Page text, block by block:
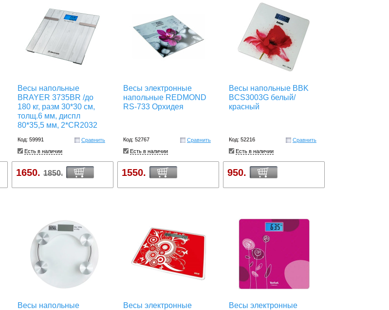
Весы напольные
BRAYER 3735BR /до
180 кг, разм 30*30 см,
толщ.6 мм, диспл
80*35,5 мм, 2*CR2032
Код: 59991
Сравнить
Есть в наличии
1650. 1850.
Весы электронные
напольные REDMOND
RS-733 Орхидея
Код: 52767
Сравнить
Есть в наличии
1550.
Весы напольные BBK
BCS3003G белый/
красный
Код: 52216
Сравнить
Есть в наличии
950.
Весы напольные Весы электронные Весы электронные